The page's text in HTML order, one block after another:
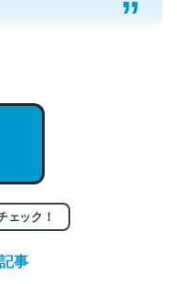
事。/続編来た
entry/2023/03/27
） - conceptualization
ェック！
事